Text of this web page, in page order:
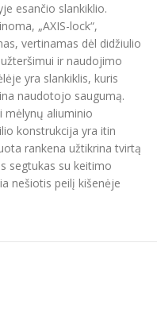
esančio slankiklio.
„AXIS-lock“,
vertinamas dėl didžiulio
ir naudojimo
yra slankiklis, kuris
naudotojo saugumą.
mėlynų aliuminio
konstrukcija yra itin
rankena užtikrina tvirtą
segtukas su keitimo
nešiotis peilį kišenėje